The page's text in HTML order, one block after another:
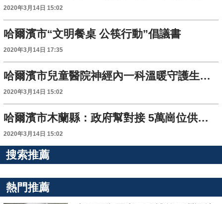
2020年3月14日 15:02
哈爾濱市“文明餐桌 公筷行動”倡議書
2020年3月14日 17:35
哈爾濱市兒童醫院神經內一科溫暖守護生命 築就抗“疫”後盾
2020年3月14日 15:02
哈爾濱市木蘭縣：政府幫對接 5萬崗位供外出務工者選擇
2020年3月14日 15:02
搜索推薦
熱門推薦